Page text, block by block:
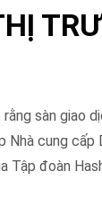
sàn giao
cung
Tập đoàn